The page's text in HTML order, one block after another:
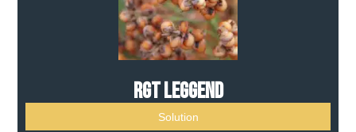
RGT LEGGEND
Solution